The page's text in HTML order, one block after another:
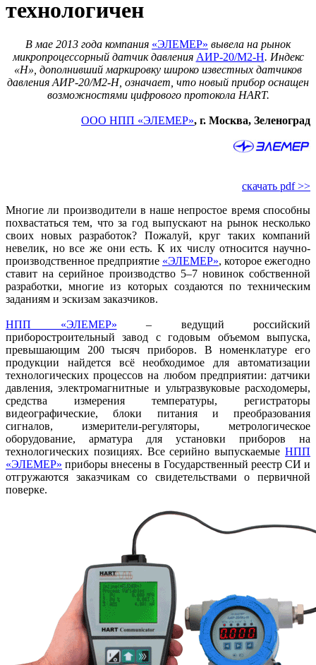
технологичен
В мае 2013 года компания «ЭЛЕМЕР» вывела на рынок
микропроцессорный датчик давления АИР‑20/М2‑Н. Индекс
«Н», дополнивший маркировку широко известных датчиков
давления АИР‑20/М2‑Н, означает, что новый прибор оснащен
возможностями цифрового протокола HART.
ООО НПП «ЭЛЕМЕР», г. Москва, Зеленоград
скачать pdf >>
Многие ли производители в наше непростое время способны
похвастаться тем, что за год выпускают на рынок несколько
своих новых разработок? Пожалуй, круг таких компаний
невелик, но все же они есть. К их числу относится научно-
производственное предприятие «ЭЛЕМЕР», которое ежегодно
ставит на серийное производство 5–7 новинок собственной
разработки, многие из которых создаются по техническим
заданиям и эскизам заказчиков.
НПП «ЭЛЕМЕР» – ведущий российский
приборостроительный завод с годовым объемом выпуска,
превышающим 200 тысяч приборов. В номенклатуре его
продукции найдется всё необходимое для автоматизации
технологических процессов на любом предприятии: датчики
давления, электромагнитные и ультра­звуковые расходомеры,
средства измерения температуры, регистраторы
видеографические, блоки питания и преобразования
сигналов, измерители-регуляторы, метрологическое
оборудование, арматура для установки приборов на
технологических позициях. Все серийно выпускаемые НПП
«ЭЛЕМЕР» приборы внесены в Государственный реестр СИ и
отгружаются заказчикам со свидетельствами о первичной
поверке.